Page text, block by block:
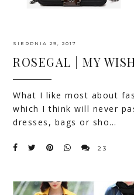
SIERPNIA 29, 2017
ROSEGAL | MY
What I like most about
which I think will never
dresses , bags or sho…
23